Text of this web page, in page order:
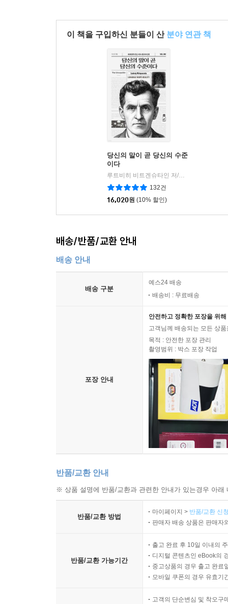
피버디상을 받았고, 1999년 세기 말 『타임』
전당에도 이름을 올렸다.
그러나 대중 시트콤인 『심슨 가족』의 인기
전문가가 이 대중 시트콤에 담긴 ‘심오한’ 의미
않을 것 같은 이 쇼를, 이들이 사뭇 진지한
“도D’oh!”(우리말로는 종종 “뜨악!”이라고 번역
벌컥 들이켜고는 내뱉는 “흠…… 훌륭해
세계가 우리 사회의 정치적·사회적 문제를 반
상당히 높아 보인다. 팬들뿐 아니라 수많은 전
기막힌 농담에서 심오한 통찰까지 보려고 들기만
임상심리학·인지심리학·진화심리학 등 심리학의
코드로서 『심슨 가족』에 주목하며, 이 시리즈
Arguing: What Aristotle, Lincoln, and Homer
가족』을 비평했다. 이 밖에도 『심슨 가족』을
만날 일이 많아졌다. UC 버클리에 개설된 ‘심
가족으로 입문하는 철학D'oh! The Simpsons
“『심슨 가족』은 세계에서 가장 위대한 현대
있다. 아리스토텔레스, 칸트, 마르트크, 카뮈,
다뤄졌다. 이 일일강좌는 맷 그레이닝의 기념비
것이다.” 글래스고대 강사 존 도널드슨은 강의 소
겁먹지 마시라, 웃기고 흥미로운 토론일 뿐!
이 책은 모두 4개의 부, 18개의 장으로 구성돼 있
아리스토텔레스」는 ‘뜨악!’과 ‘우후!’의 순간
이해하는 방법을 제시한다. ■2장 「리사와 우리
사회에서 지식이 무용화되고, 전문가와 지식인
남편을 타이르고, 자식들에게 본보기가 될 만
발휘하며 살아가려는- 심슨 가족에서 가장 보편
바트 심슨이 니체의 ‘악동’이 될 수 있는가를 질
수 있을까? 매사에 불평만 늘어놓다 허무주의에
이 책을 구입하신 분들이 산 분야 연관 책
당신의 말이 곧 당신의 수준
이다
루트비히 비트겐슈타인 저/이근오 역
132건
16,020원 (10% 할인)
배송/반품/교환 안내
배송 안내
배송 구분
예스24 배송
배송비 : 무료배송
포장 안내
안전하고 정확한 포장을 위
고객님께 배송되는 모든 상
목적 : 안전한 포장 관리
촬영범위 : 박스 포장 작업
반품/교환 안내
※ 상품 설명에 반품/교환과 관련한 안내가 있는경우 아
반품/교환 방법
마이페이지 > 반품/교환 신
판매자 배송 상품은 판매자
반품/교환 가능기간
출고 완료 후 10일 이내의
디지털 콘텐츠인 eBook의
중고상품의 경우 출고 완료
모바일 쿠폰의 경우 유효기
고객의 단순변심 및 착오구